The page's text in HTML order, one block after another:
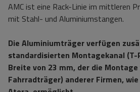
AMC ist eine Rack-Linie im mittleren
mit Stahl- und Aluminiumstangen.
Die Aluminiumträger verfügen
standardisierten Montagekanal
Breite von 23 mm, der die Montage
Fahrradträger) anderer Firmen,